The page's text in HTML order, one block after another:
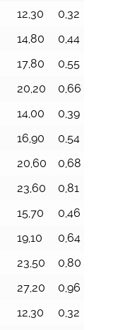
Peso
Kg
Volume
mc
12,30 0,32
14,80 0,44
17,80 0,55
20,20 0,66
14,00 0,39
16,90 0,54
20,60 0,68
23,60 0,81
15,70 0,46
19,10 0,64
23,50 0,80
27,20 0,96
12,30 0,32